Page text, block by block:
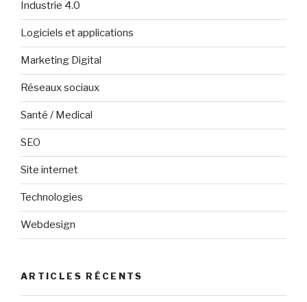
Industrie 4.0
Logiciels et applications
Marketing Digital
Réseaux sociaux
Santé / Medical
SEO
Site internet
Technologies
Webdesign
ARTICLES RÉCENTS